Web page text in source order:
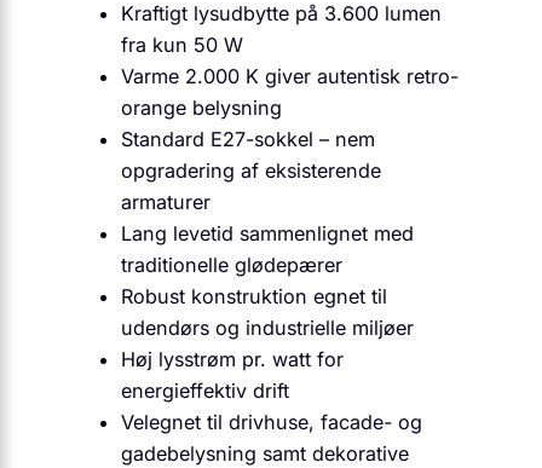
Kraftigt lysudbytte på 3.600 lumen
fra kun 50 W
Varme 2.000 K giver autentisk retro-
orange belysning
Standard E27-sokkel – nem
opgradering af eksisterende
armaturer
Lang levetid sammenlignet med
traditionelle glødepærer
Robust konstruktion egnet til
udendørs og industrielle miljøer
Høj lysstrøm pr. watt for
energieffektiv drift
Velegnet til drivhuse, facade- og
gadebelysning samt dekorative